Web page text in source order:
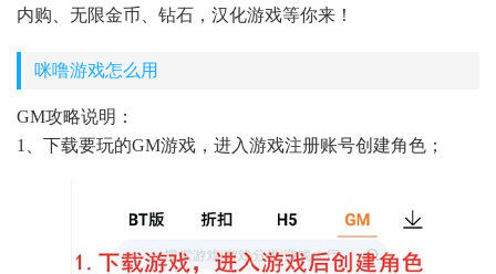
内购、无限金币、钻石，汉化游戏等你来！
咪噜游戏怎么用
GM攻略说明：
1、下载要玩的GM游戏，进入游戏注册账号创建角色；